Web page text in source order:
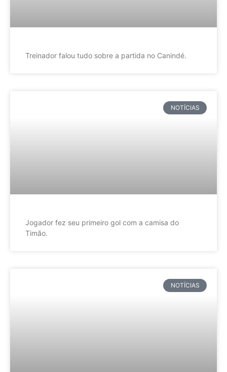
Treinador falou tudo sobre a partida no Canindé.
NOTÍCIAS
Jogador fez seu primeiro gol com a camisa do
Timão.
NOTÍCIAS